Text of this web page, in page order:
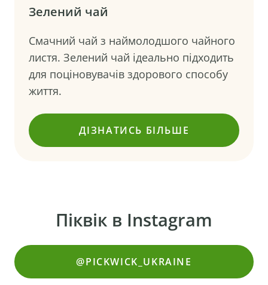
Зелений чай
Смачний чай з наймолодшого чайного
листя. Зелений чай ідеально підходить
для поціновувачів здорового способу
життя.
ДІЗНАТИСЬ БІЛЬШЕ
()
Піквік в Instagram
@PICKWICK_UKRAINE